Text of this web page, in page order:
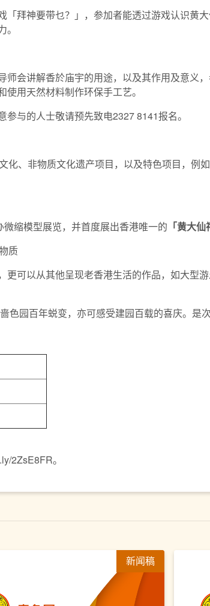
拜神要带乜？」，参加者能透过游戏认识黄
会讲解香於庙宇的用途，以及其作用及意义
用天然材料制作环保手工艺。
与的人士敬请预先致电2327 8141报名。
化、非物质文化遗产项目，以及特色项目，例
缩模型展览，并首度展出香港唯一的 「黄大
质
更可以从其他呈现老香港生活的作品，如大型
色园百年蜕变，亦可感受建园百载的喜庆。是
2ZsE8FR。
新闻稿